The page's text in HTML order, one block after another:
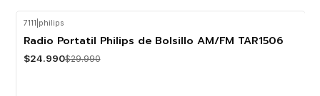
7111 philips
Radio Portatil Philips de Bolsillo AM/FM TAR1506
$24.990$29.990